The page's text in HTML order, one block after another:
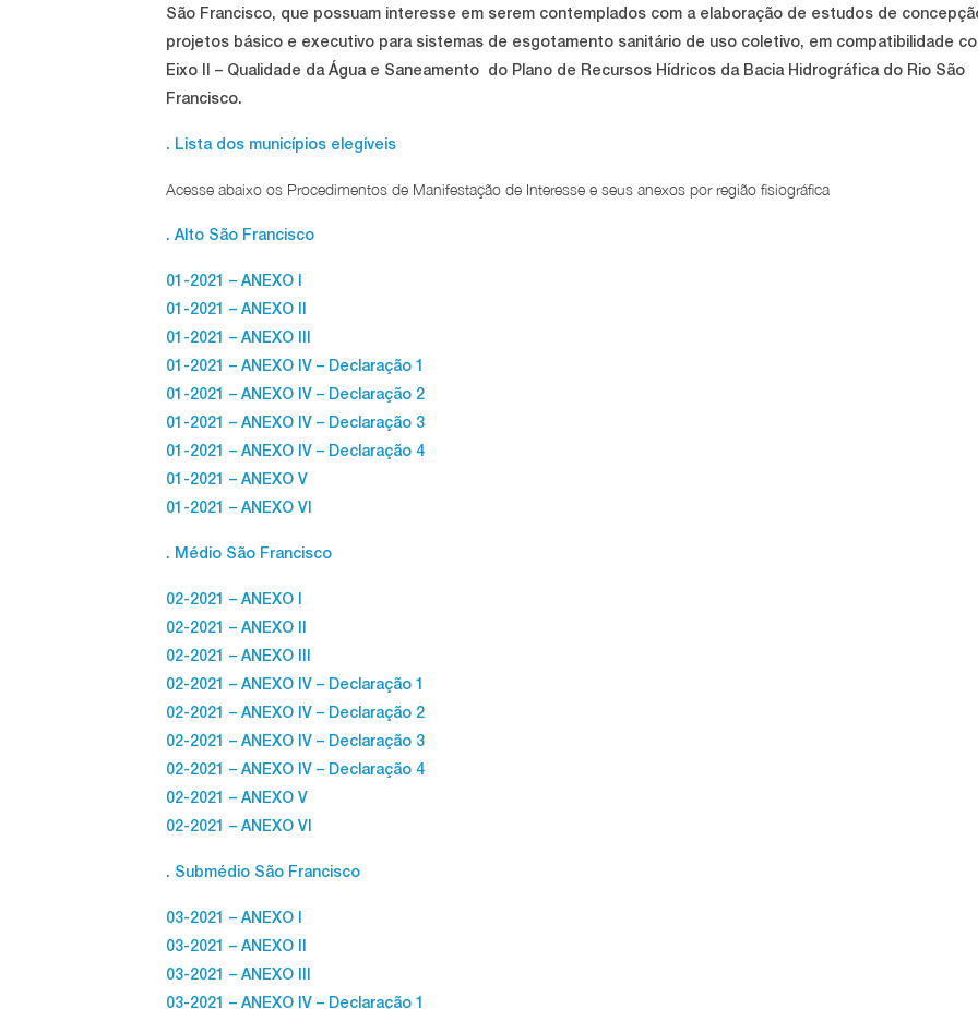
São Francisco, que possuam interesse em serem contemplados com a elaboração de estudos de
projetos básico e executivo para sistemas de esgotamento sanitário de uso coletivo, em compatibilidade
Eixo II – Qualidade da Água e Saneamento do Plano de Recursos Hídricos da Bacia Hidrográfica do Rio São
Francisco.
. Lista dos municípios elegíveis
Acesse abaixo os Procedimentos de Manifestação de Interesse e seus anexos por região fisiográfica
. Alto São Francisco
01-2021 – ANEXO I
01-2021 – ANEXO II
01-2021 – ANEXO III
01-2021 – ANEXO IV – Declaração 1
01-2021 – ANEXO IV – Declaração 2
01-2021 – ANEXO IV – Declaração 3
01-2021 – ANEXO IV – Declaração 4
01-2021 – ANEXO V
01-2021 – ANEXO VI
. Médio São Francisco
02-2021 – ANEXO I
02-2021 – ANEXO II
02-2021 – ANEXO III
02-2021 – ANEXO IV – Declaração 1
02-2021 – ANEXO IV – Declaração 2
02-2021 – ANEXO IV – Declaração 3
02-2021 – ANEXO IV – Declaração 4
02-2021 – ANEXO V
02-2021 – ANEXO VI
. Submédio São Francisco
03-2021 – ANEXO I
03-2021 – ANEXO II
03-2021 – ANEXO III
03-2021 – ANEXO IV – Declaração 1